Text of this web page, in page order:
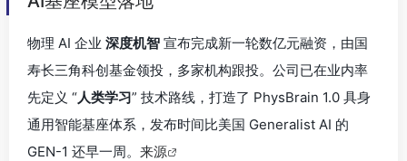
物理 AI 企业 深度机智 宣布完成新一轮数亿元融资，由国
寿长三角科创基金领投，多家机构跟投。公司已在业内率
先定义 “人类学习” 技术路线，打造了 PhysBrain 1.0 具身
通用智能基座体系，发布时间比美国 Generalist AI 的
GEN-1 还早一周。 来源